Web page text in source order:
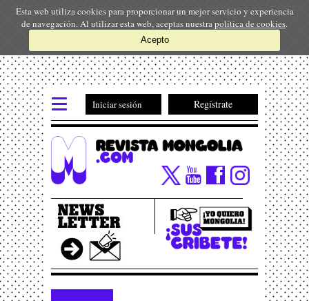
Esta web utiliza cookies para proporcionar un mejor servicio y experiencia
de navegación. Al utilizar esta web, aceptas nuestra política de cookies.
Acepto
Iniciar sesión Regístrate